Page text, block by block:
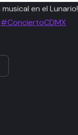
en el Lunario!
#ConciertoCDMX